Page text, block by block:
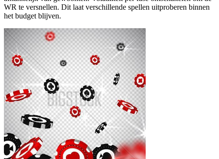
WR te versnellen. Dit laat verschillende spellen uitproberen binnen
het budget blijven.